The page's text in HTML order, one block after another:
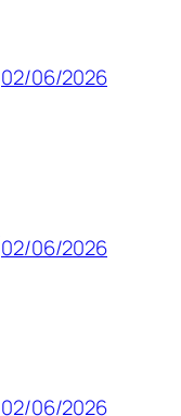
02/06/2026
02/06/2026
02/06/2026